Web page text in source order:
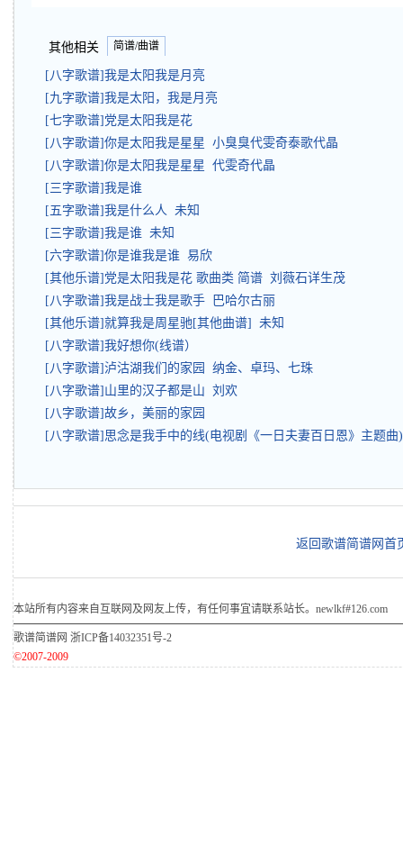
其他相关 简谱/曲谱
[八字歌谱]我是太阳我是月亮
[九字歌谱]我是太阳，我是月亮
[七字歌谱]党是太阳我是花
[八字歌谱]你是太阳我是星星 小臭臭代雯奇泰歌代晶
[八字歌谱]你是太阳我是星星 代雯奇代晶
[三字歌谱]我是谁
[五字歌谱]我是什么人 未知
[三字歌谱]我是谁 未知
[六字歌谱]你是谁我是谁 易欣
[其他乐谱]党是太阳我是花 歌曲类 简谱 刘薇石详生茂
[八字歌谱]我是战士我是歌手 巴哈尔古丽
[其他乐谱]就算我是周星驰[其他曲谱] 未知
[八字歌谱]我好想你(线谱）
[八字歌谱]泸沽湖我们的家园 纳金、卓玛、七珠
[八字歌谱]山里的汉子都是山 刘欢
[八字歌谱]故乡，美丽的家园
[八字歌谱]思念是我手中的线(电视剧《一日夫妻百日恩》主题
返回歌谱简谱网首
本站所有内容来自互联网及网友上传，有任何事宜请联系站长。newlkf#126.com
歌谱简谱网 浙ICP备14032351号-2
©2007-2009